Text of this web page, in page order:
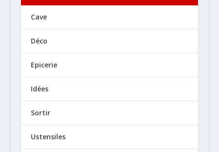
Cave
Déco
Epicerie
Idées
Sortir
Ustensiles